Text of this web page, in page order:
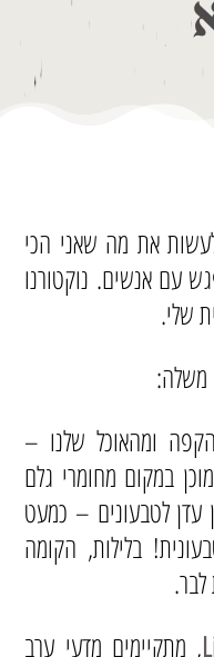
לעשות את מה שאני הכי
עם אנשים. נוקטורנו
שלי.
משלה:
ומהאוכל שלנו –
במקום מחומרי גלם
עדן לטבעונים – כמעט
בלילות, הקומה
, מתקיימים מדעי ערב